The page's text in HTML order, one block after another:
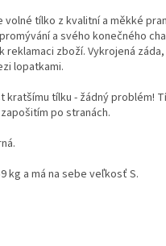
tílko z kvalitní a měkké
a svého konečného
zboží. Vykrojená
lopatkami.
kratšímu tílku - žádný
po stranách.
kg a má na sebe veľkosť S.